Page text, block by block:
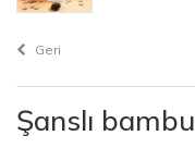
Geri
Şanslı bambu